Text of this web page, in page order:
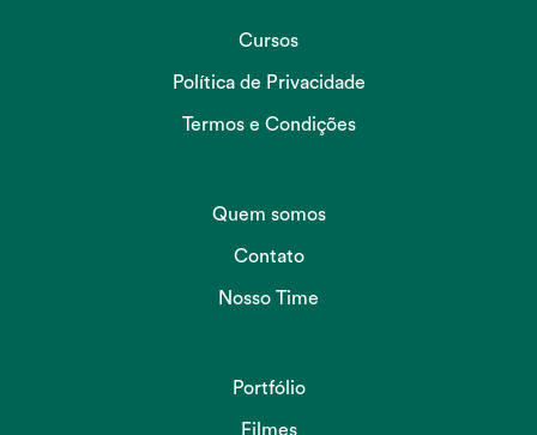
Cursos
Política de Privacidade
Termos e Condições
Quem somos
Contato
Nosso Time
Portfólio
Filmes